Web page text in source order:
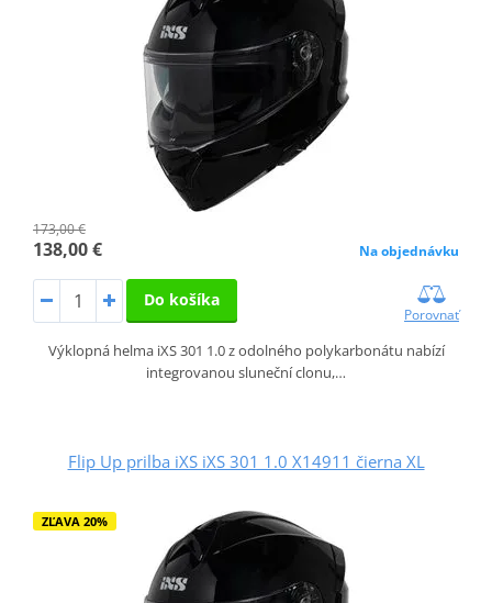
173,00 €
138,00 € Na objednávku
Do košíka
Porovnať
Výklopná helma iXS 301 1.0 z odolného polykarbonátu nabízí
integrovanou sluneční clonu,…
Flip Up prilba iXS iXS 301 1.0 X14911 čierna XL
ZĽAVA 20%